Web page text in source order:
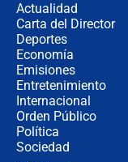
Actualidad
Carta del Director
Deportes
Economía
Emisiones
Entretenimiento
Internacional
Orden Público
Política
Sociedad